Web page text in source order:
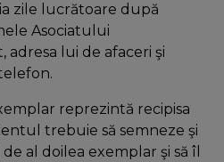
zile lucrătoare după
Asociatului
adresa lui de afaceri şi
reprezintă recipisa
trebuie să semneze şi
al doilea exemplar şi să îl